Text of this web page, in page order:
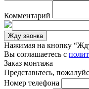
Комментарий
Жду звонка
Нажимая на кнопку
Вы соглашаетесь с
Заказ монтажа
Представьтесь,
Номер телефона